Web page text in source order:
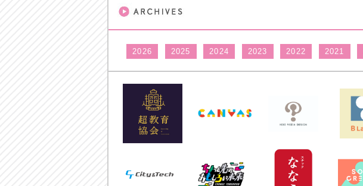
2026 2025 2024 2023 2022 2021